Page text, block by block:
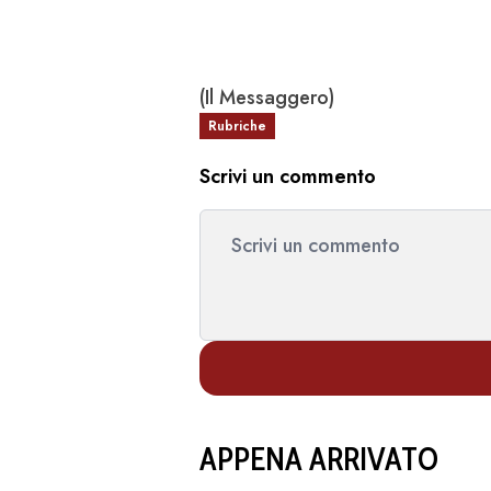
(Il Messaggero)
Rubriche
Scrivi un commento
APPENA ARRIVATO